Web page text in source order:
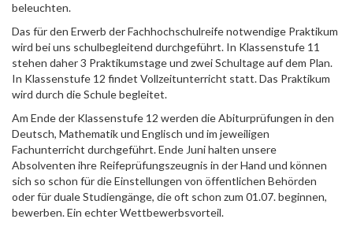
beleuchten.
Das für den Erwerb der Fachhochschulreife notwendige Praktikum
wird bei uns schulbegleitend durchgeführt. In Klassenstufe 11
stehen daher 3 Praktikumstage und zwei Schultage auf dem Plan.
In Klassenstufe 12 findet Vollzeitunterricht statt. Das Praktikum
wird durch die Schule begleitet.
Am Ende der Klassenstufe 12 werden die Abiturprüfungen in den
Deutsch, Mathematik und Englisch und im jeweiligen
Fachunterricht durchgeführt. Ende Juni halten unsere
Absolventen ihre Reifeprüfungszeugnis in der Hand und können
sich so schon für die Einstellungen von öffentlichen Behörden
oder für duale Studiengänge, die oft schon zum 01.07. beginnen,
bewerben. Ein echter Wettbewerbsvorteil.